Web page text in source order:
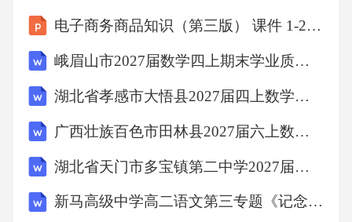
电子商务商品知识（第三版） 课件 1-2 品牌设计
峨眉山市2027届数学四上期末学业质量监测模拟试题含解析
湖北省孝感市大悟县2027届四上数学期末调研模拟试题含解析
广西壮族百色市田林县2027届六上数学期末经典试题含解析
湖北省天门市多宝镇第二中学2027届数学四上期末质量跟踪监视模拟试题含解析
新马高级中学高二语文第三专题《记念刘和珍君》说明性教案